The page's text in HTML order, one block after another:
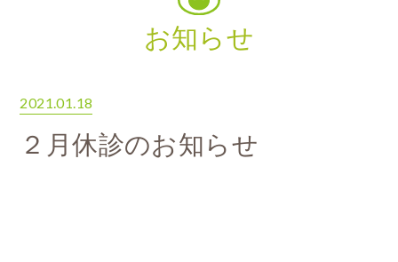
お知らせ
2021.01.18
２月休診のお知らせ